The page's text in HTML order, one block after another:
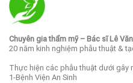
Chuyên gia thẩm mỹ – Bác sĩ Lê
20 năm kinh nghiệm phẫu thuật &
Thực hiện các phẫu thuật dưới gây
1-Bệnh Viện An Sinh